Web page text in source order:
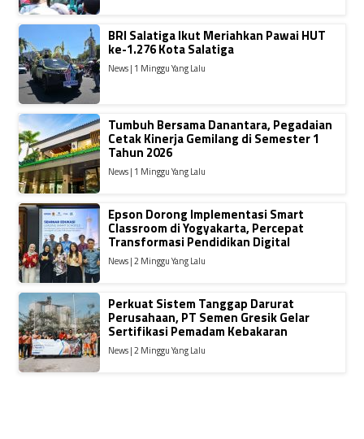
BRI Salatiga Ikut Meriahkan Pawai HUT
ke-1.276 Kota Salatiga
News | 1 Minggu Yang Lalu
Tumbuh Bersama Danantara, Pegadaian
Cetak Kinerja Gemilang di Semester 1
Tahun 2026
News | 1 Minggu Yang Lalu
Epson Dorong Implementasi Smart
Classroom di Yogyakarta, Percepat
Transformasi Pendidikan Digital
News | 2 Minggu Yang Lalu
Perkuat Sistem Tanggap Darurat
Perusahaan, PT Semen Gresik Gelar
Sertifikasi Pemadam Kebakaran
News | 2 Minggu Yang Lalu